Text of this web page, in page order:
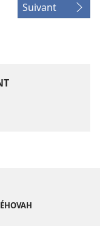
Suivant